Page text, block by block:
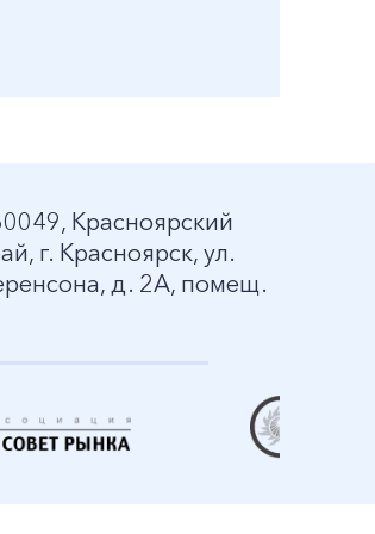
Красноярский
г. Красноярск, ул.
д. 2А, помещ.